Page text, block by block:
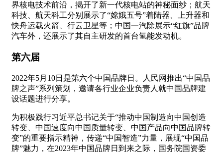
界核电技术前沿，揭开了新一代核电站的神秘面纱；航天
科技、航天科工分别展示了“嫦娥五号”着陆器、上升器和
快舟运载火箭、行云卫星等；中国一汽除展示“红旗”品牌
汽车外，还展示了其自主研发的首台氢能发动机。
第六届
2022年5月10日是第六个中国品牌日。人民网推出“中国品
牌之声”系列策划，邀请各行业企业负责人就中国品牌建
设话题进行分享。
为积极践行习近平总书记关于“推动中国制造向中国创造
转变、中国速度向中国质量转变、中国产品向中国品牌转
变”的重要指示精神，传递“中国智造”力量，展现“中国品
牌”魅力，在2023年中国品牌日到来之际，国务院国资委